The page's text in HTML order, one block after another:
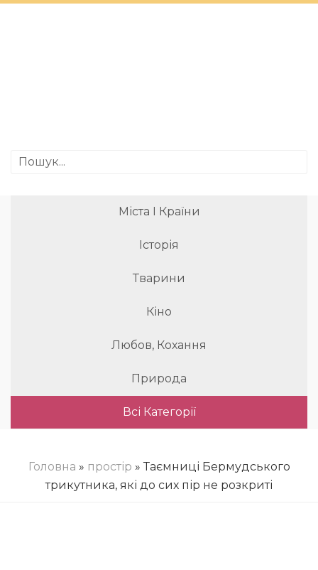
Міста І Країни
Історія
Тварини
Кіно
Любов, Кохання
Природа
Всі Категорії
Головна » простір » Таємниці Бермудського
трикутника, які до сих пір не розкриті